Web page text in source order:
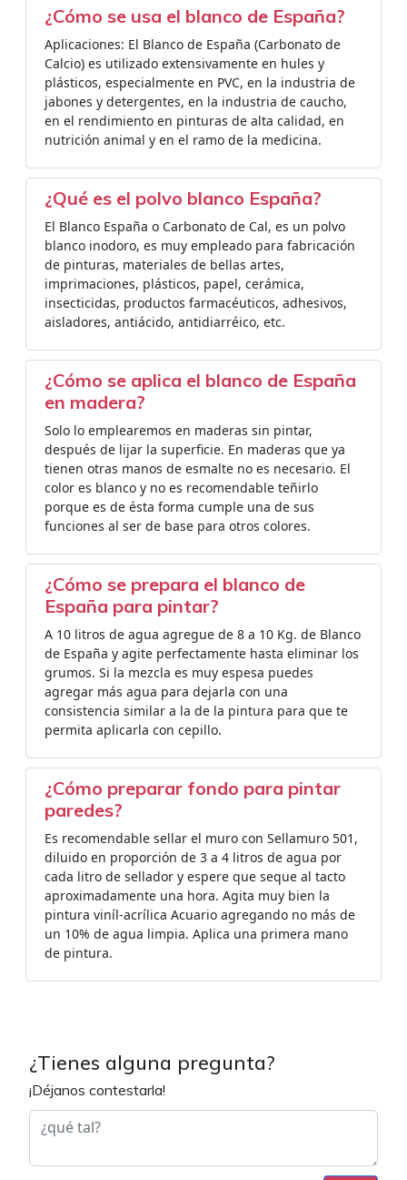
¿Cómo se usa el blanco de España?
Aplicaciones: El Blanco de España (Carbonato de
Calcio) es utilizado extensivamente en hules y
plásticos, especialmente en PVC, en la industria de
jabones y detergentes, en la industria de caucho,
en el rendimiento en pinturas de alta calidad, en
nutrición animal y en el ramo de la medicina.
¿Qué es el polvo blanco España?
El Blanco España o Carbonato de Cal, es un polvo
blanco inodoro, es muy empleado para fabricación
de pinturas, materiales de bellas artes,
imprimaciones, plásticos, papel, cerámica,
insecticidas, productos farmacéuticos, adhesivos,
aisladores, antiácido, antidiarréico, etc.
¿Cómo se aplica el blanco de España
en madera?
Solo lo emplearemos en maderas sin pintar,
después de lijar la superficie. En maderas que ya
tienen otras manos de esmalte no es necesario. El
color es blanco y no es recomendable teñirlo
porque es de ésta forma cumple una de sus
funciones al ser de base para otros colores.
¿Cómo se prepara el blanco de
España para pintar?
A 10 litros de agua agregue de 8 a 10 Kg. de Blanco
de España y agite perfectamente hasta eliminar los
grumos. Si la mezcla es muy espesa puedes
agregar más agua para dejarla con una
consistencia similar a la de la pintura para que te
permita aplicarla con cepillo.
¿Cómo preparar fondo para pintar
paredes?
Es recomendable sellar el muro con Sellamuro 501,
diluido en proporción de 3 a 4 litros de agua por
cada litro de sellador y espere que seque al tacto
aproximadamente una hora. Agita muy bien la
pintura viníl-acrílica Acuario agregando no más de
un 10% de agua limpia. Aplica una primera mano
de pintura.
¿Tienes alguna pregunta?
¡Déjanos contestarla!